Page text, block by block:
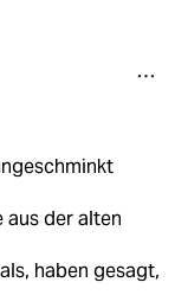
aus der alten
haben gesagt,